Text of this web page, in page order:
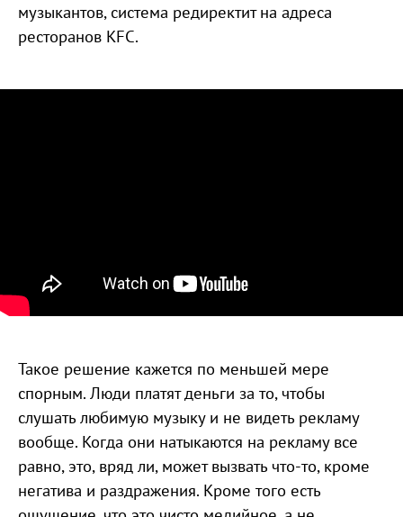
музыкантов, система редиректит на адреса
ресторанов KFC.
Такое решение кажется по меньшей мере
спорным. Люди платят деньги за то, чтобы
слушать любимую музыку и не видеть рекламу
вообще. Когда они натыкаются на рекламу все
равно, это, вряд ли, может вызвать что-то, кроме
негатива и раздражения. Кроме того есть